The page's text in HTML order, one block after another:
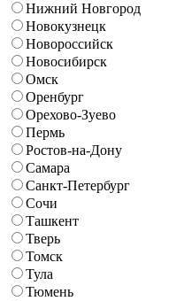
Нижний Новгород
Новокузнецк
Новороссийск
Новосибирск
Омск
Оренбург
Орехово-Зуево
Пермь
Ростов-на-Дону
Самара
Санкт-Петербург
Сочи
Ташкент
Тверь
Томск
Тула
Тюмень